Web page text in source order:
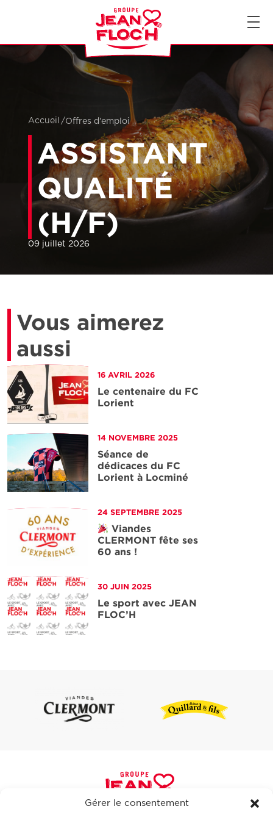
Gérer le consentement
Accueil /Offres d'emploi
ASSISTANT
QUALITÉ
(H/F)
09 juillet 2026
Vous aimerez
aussi
16 AVRIL 2026
Le centenaire du FC
Lorient
14 NOVEMBRE 2025
Séance de
dédicaces du FC
Lorient à Locminé
24 SEPTEMBRE 2025
Viandes
CLERMONT fête ses
60 ans !
30 JUIN 2025
Le sport avec JEAN
FLOC’H